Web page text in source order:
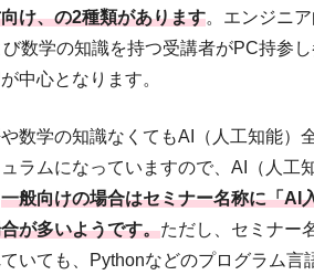
け、の2種類があります。エンジニア
数学の知識を持つ受講者がPC持参
中心となります。
数学の知識なくてもAI（人工知能）
ラムになっていますので、AI（人工
一般向けの場合はセミナー名称に「AI
が多いようです。ただし、セミナー
いても、Pythonなどのプログラム言